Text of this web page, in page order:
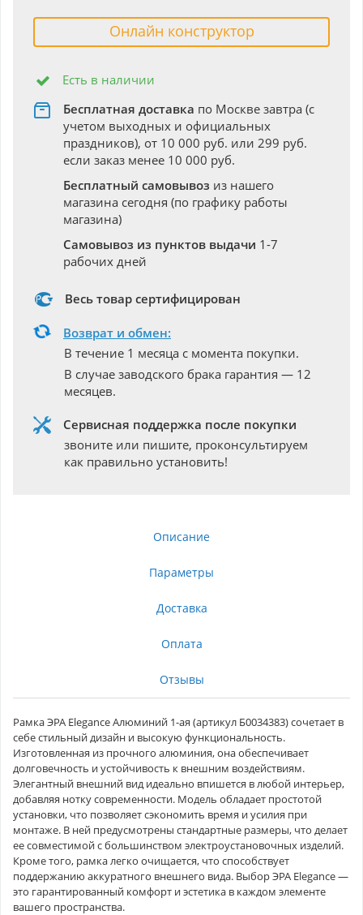
Онлайн конструктор
Есть в наличии
Бесплатная доставка по Москве завтра (с
учетом выходных и официальных
праздников), от 10 000 руб. или 299 руб.
если заказ менее 10 000 руб.
Бесплатный самовывоз из нашего
магазина сегодня (по графику работы
магазина)
Самовывоз из пунктов выдачи 1-7
рабочих дней
Весь товар сертифицирован
Возврат и обмен:
В течение 1 месяца с момента покупки.
В случае заводского брака гарантия — 12
месяцев.
Сервисная поддержка после покупки
звоните или пишите, проконсультируем
как правильно установить!
Описание
Параметры
Доставка
Оплата
Отзывы
Рамка ЭРА Elegance Алюминий 1-ая (артикул Б0034383) сочетает в
себе стильный дизайн и высокую функциональность.
Изготовленная из прочного алюминия, она обеспечивает
долговечность и устойчивость к внешним воздействиям.
Элегантный внешний вид идеально впишется в любой интерьер,
добавляя нотку современности. Модель обладает простотой
установки, что позволяет сэкономить время и усилия при
монтаже. В ней предусмотрены стандартные размеры, что делает
ее совместимой с большинством электроустановочных изделий.
Кроме того, рамка легко очищается, что способствует
поддержанию аккуратного внешнего вида. Выбор ЭРА Elegance —
это гарантированный комфорт и эстетика в каждом элементе
вашего пространства.